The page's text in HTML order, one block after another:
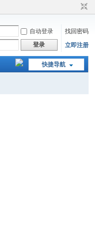
自动登录
找回密码
登录 立即注册
快捷导航